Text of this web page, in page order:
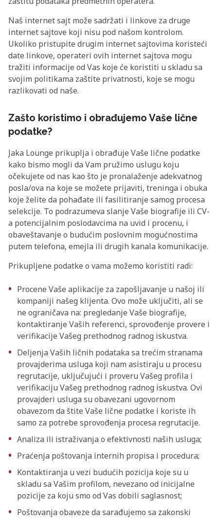
Naš internet sajt može sadržati i linkove za druge
internet sajtove koji nisu pod našom kontrolom.
Ukoliko pristupite drugim internet sajtovima koristeći
date linkove, operateri ovih internet sajtova mogu
tražiti informacije od Vas koje će koristiti u skladu sa
svojim politikama zaštite privatnosti, koje se mogu
razlikovati od naše.
Zašto koristimo i obrađujemo Vaše lične
podatke?
Jaka Lounge prikuplja i obrađuje Vaše lične podatke
kako bismo mogli da Vam pružimo uslugu koju
očekujete od nas kao što je pronalaženje adekvatnog
posla/ova na koje se možete prijaviti, treninga i obuka
koje želite da pohađate ili fasilitiranje samog procesa
selekcije. To podrazumeva slanje Vaše biografije ili CV-
a potencijalnim poslodavcima na uvid i procenu, i
obaveštavanje o budućim poslovnim mogućnostima
putem telefona, emejla ili drugih kanala komunikacije.
Prikupljene podatke o vama možemo koristiti radi:
Procene Vaše aplikacije za zapošljavanje u našoj ili
kompaniji našeg klijenta. Ovo može uključiti, ali se
ne ograničava na: pregledanje Vaše biografije,
kontaktiranje Vaših referenci, sprovođenje provere i
verifikacije Vašeg prethodnog radnog iskustva.
Deljenja Vaših ličnih podataka sa trećim stranama
provajderima usluga koji nam asistiraju u procesu
regrutacije, uključujući i proveru Vašeg profila i
verifikaciju Vašeg prethodnog radnog iskustva. Ovi
provajderi usluga su obavezani ugovornom
obavezom da štite Vaše lične podatke i koriste ih
samo za potrebe sprovođenja procesa regrutacije.
Analiza ili istraživanja o efektivnosti naših usluga;
Praćenja poštovanja internih propisa i procedura;
Kontaktiranja u vezi budućih pozicija koje su u
skladu sa Vašim profilom, nevezano od inicijalne
pozicije za koju smo od Vas dobili saglasnost;
Poštovanja obaveze da sarađujemo sa zakonski